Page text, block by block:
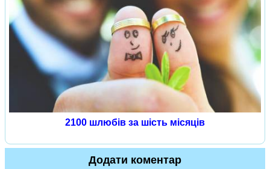
2100 шлюбів за шість місяців
Додати коментар